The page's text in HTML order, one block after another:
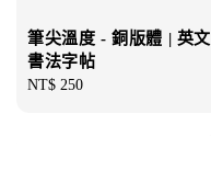
筆尖溫度 - 銅版體 | 英文
書法字帖
Regular
NT$ 250